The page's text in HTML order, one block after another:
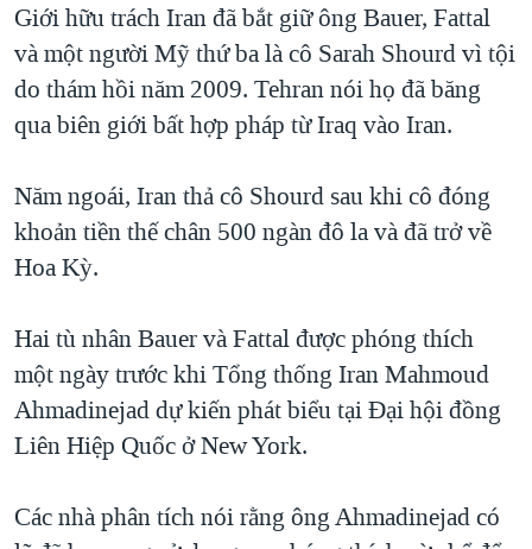
Giới hữu trách Iran đã bắt giữ ông Bauer, Fattal
và một người Mỹ thứ ba là cô Sarah Shourd vì tội
do thám hồi năm 2009. Tehran nói họ đã băng
qua biên giới bất hợp pháp từ Iraq vào Iran.
Năm ngoái, Iran thả cô Shourd sau khi cô đóng
khoản tiền thế chân 500 ngàn đô la và đã trở về
Hoa Kỳ.
Hai tù nhân Bauer và Fattal được phóng thích
một ngày trước khi Tổng thống Iran Mahmoud
Ahmadinejad dự kiến phát biểu tại Đại hội đồng
Liên Hiệp Quốc ở New York.
Các nhà phân tích nói rằng ông Ahmadinejad có